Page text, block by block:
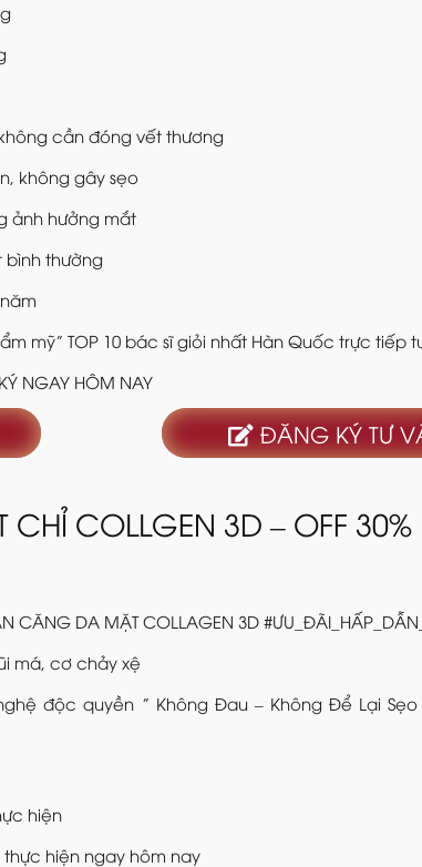
cần đóng vết thương
không gây sẹo
ảnh hưởng mắt
bình thường
mỹ” TOP 10 bác sĩ giỏi nhất Hàn Quốc trực tiếp
NGAY HÔM NAY
ĐĂNG KÝ TƯ
COLLGEN 3D – OFF 30%
CĂNG DA MẶT COLLAGEN 3D
má, cơ chảy xệ
độc quyền ” Không Đau – Không Để Lại
hiện
hiện ngay hôm nay